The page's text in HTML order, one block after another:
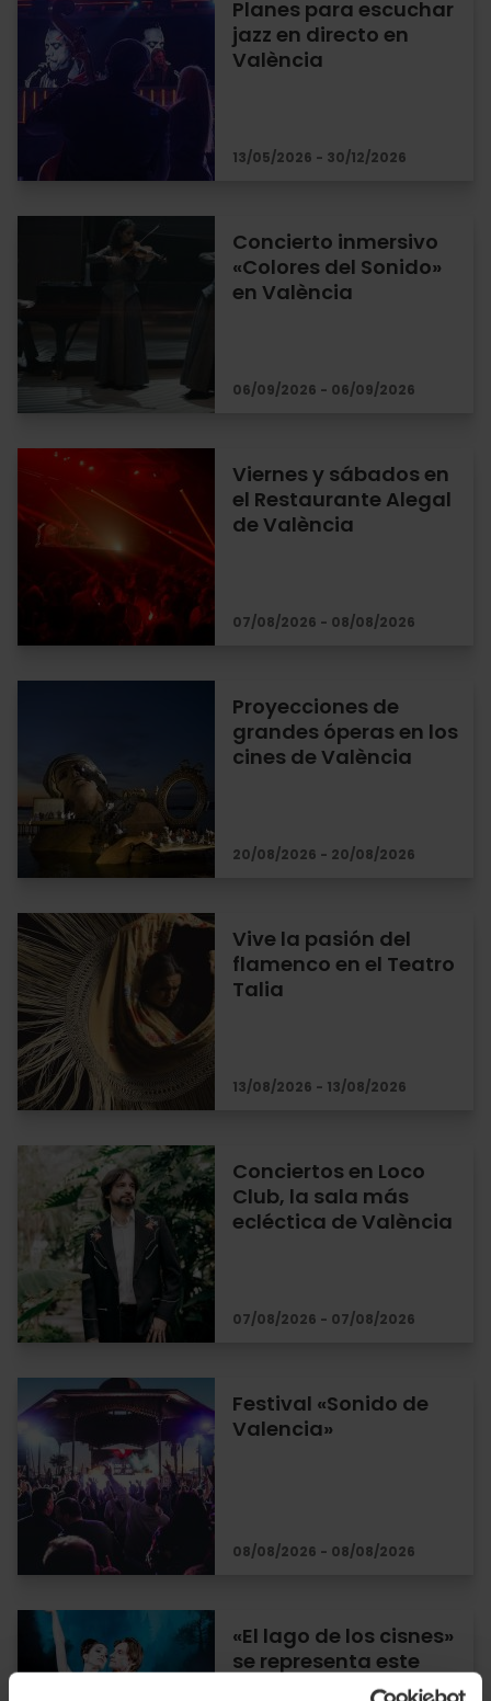
Planes para escuchar
jazz en directo en
València
13/05/2026 - 30/12/2026
Concierto inmersivo
«Colores del Sonido»
en València
06/09/2026 - 06/09/2026
Viernes y sábados en
el Restaurante Alegal
de València
07/08/2026 - 08/08/2026
Proyecciones de
grandes óperas en los
cines de València
20/08/2026 - 20/08/2026
Vive la pasión del
flamenco en el Teatro
Talia
13/08/2026 - 13/08/2026
Conciertos en Loco
Club, la sala más
ecléctica de València
07/08/2026 - 07/08/2026
Festival «Sonido de
Valencia»
08/08/2026 - 08/08/2026
«El lago de los cisnes»
se representa este
verano en València